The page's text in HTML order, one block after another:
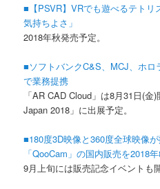
■【PSVR】VRでも遊べるテトリ
気持ちよさ」
2018年秋発売予定。
■ソフトバンクC&S、MCJ、ホ
で業務提携
「AR CAD Cloud」は8月31日(
Japan 2018」に出展予定。
■180度3D映像と360度全球映像
「QooCam」の国内販売を2018
9月上旬には販売記念イベントも